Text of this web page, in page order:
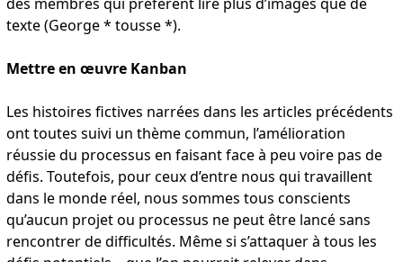
texte (George * tousse *).
Mettre en œuvre Kanban
Les histoires fictives narrées dans les articles précédents
ont toutes suivi un thème commun, l’amélioration
réussie du processus en faisant face à peu voire pas de
défis. Toutefois, pour ceux d’entre nous qui travaillent
dans le monde réel, nous sommes tous conscients
qu’aucun projet ou processus ne peut être lancé sans
rencontrer de difficultés. Même si s’attaquer à tous les